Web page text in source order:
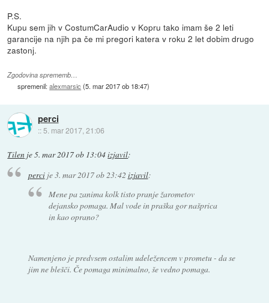
P.S.
Kupu sem jih v CostumCarAudio v Kopru tako imam še 2 leti
garancije na njih pa če mi pregori katera v roku 2 let dobim drugo
zastonj.
Zgodovina sprememb…
spremenil:alexmarsic (5. mar 2017 ob 18:47)
perci
:: 5. mar 2017, 21:06
Tilen je5. mar 2017 ob 13:04izjavil:
percije3. mar 2017 ob 23:42 izjavil:
Mene pa zanima kolk tisto pranje žarometov
dejansko pomaga. Mal vode in praška gor našprica
in kao oprano?
Namenjeno je predvsem ostalim udeležencem v prometu - da se
jim ne blešči. Če pomaga minimalno, še vedno pomaga.